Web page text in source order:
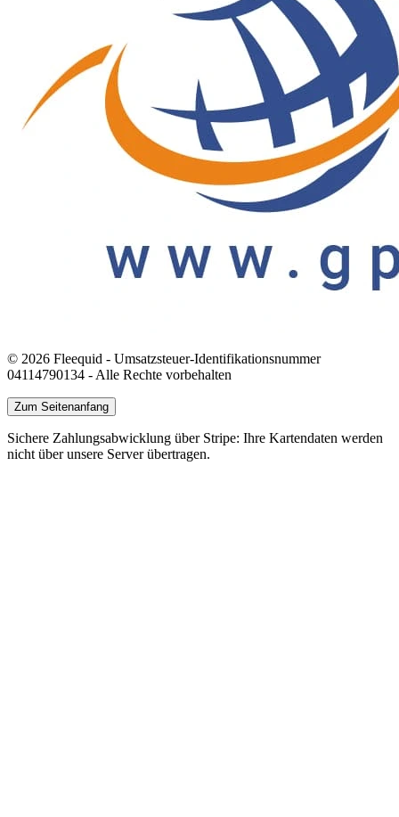
© 2026 Fleequid - Umsatzsteuer-Identifikationsnummer
04114790134 - Alle Rechte vorbehalten
Zum Seitenanfang
Sichere Zahlungsabwicklung über Stripe: Ihre Kartendaten werden
nicht über unsere Server übertragen.